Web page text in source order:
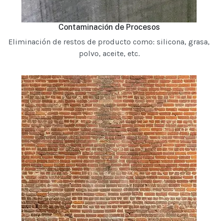
Contaminación de Procesos
Eliminación de restos de producto como: silicona, grasa,
polvo, aceite, etc.